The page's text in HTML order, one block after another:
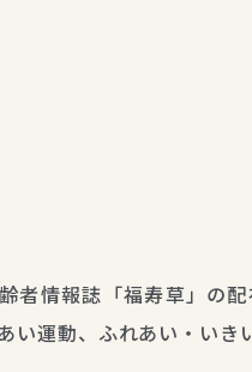
者情報誌「福寿草」の
い運動、ふれあい・い